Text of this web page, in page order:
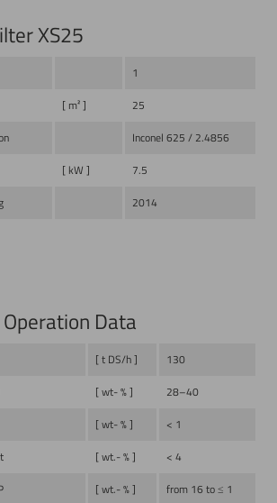
XS25
1
[ m² ]
25
Inconel 625 / 2.4856
[ kW ]
7.5
2014
Data
[ t DS/h ]
130
[ wt- % ]
28–40
[ wt- % ]
< 1
[ wt.- % ]
< 4
[ wt.- % ] from 16 to ≤ 1